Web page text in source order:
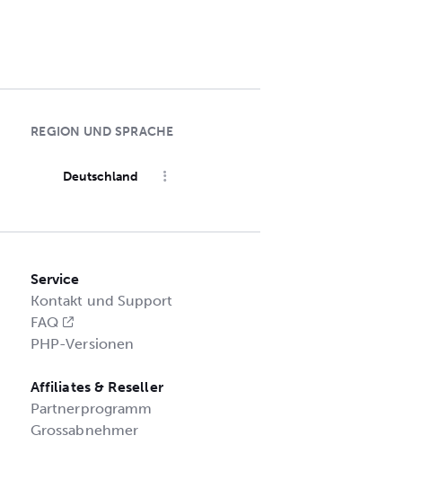
REGION UND SPRACHE
Deutschland
Service
Kontakt und Support
FAQ
PHP-Versionen
Affiliates & Reseller
Partnerprogramm
Grossabnehmer